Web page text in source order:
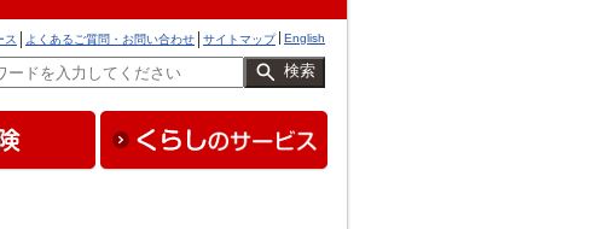
English
サイトマップ
よくあるご質問・お問い合わせ
ス
検索